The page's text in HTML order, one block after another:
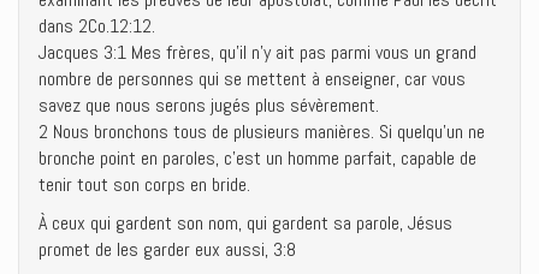
dans 2Co.12:12.
Jacques 3:1 Mes frères, qu’il n’y ait pas parmi vous un grand
nombre de personnes qui se mettent à enseigner, car vous
savez que nous serons jugés plus sévèrement.
2 Nous bronchons tous de plusieurs manières. Si quelqu’un ne
bronche point en paroles, c’est un homme parfait, capable de
tenir tout son corps en bride.
À ceux qui gardent son nom, qui gardent sa parole, Jésus
promet de les garder eux aussi, 3:8